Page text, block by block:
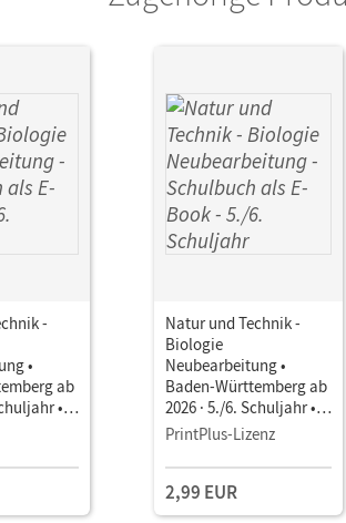
-
•
ab
•
E-Book
Natur und Technik -
Biologie
Neubearbeitung •
Baden-Württemberg ab
2026 · 5./6. Schuljahr •
Schulbuch als E-Book
PrintPlus-Lizenz
2,99 EUR